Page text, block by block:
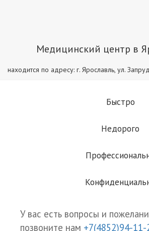
Медицинский центр в
находится по адресу: г. Ярославль, ул.
Быстро
Недорого
У вас есть вопросы и
позвоните нам +7(4852)94-11-